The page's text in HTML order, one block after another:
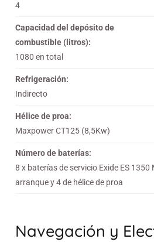
4
Capacidad del depósito de
combustible (litros):
1080 en total
Refrigeración:
Indirecto
Hélice de proa:
Maxpower CT125 (8,5Kw)
Número de baterías:
8 x baterías de servicio Exide ES 1350
arranque y 4 de hélice de proa
Navegación y